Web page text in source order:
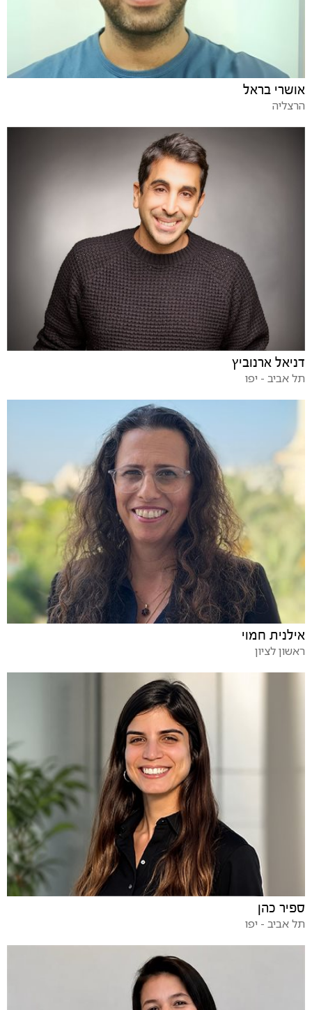
אושרי בראל
הרצליה
דניאל ארנוביץ
תל אביב - יפו
אילנית חמוי
ראשון לציון
ספיר כהן
תל אביב - יפו